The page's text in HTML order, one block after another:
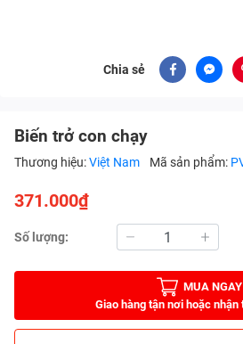
Chia sẻ
Biến trở con chạy
Thương hiệu:Việt Nam Mã sản phẩm:
371.000₫
Số lượng:
MUA NGAY
Giao hàng tận nơi hoặc nhận